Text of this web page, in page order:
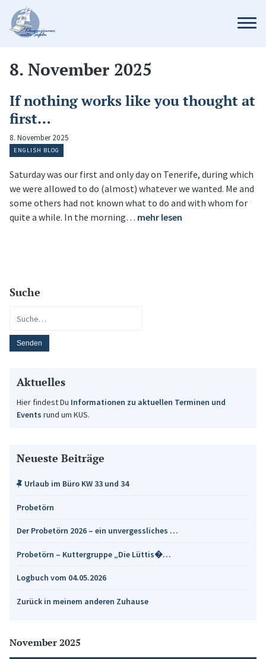
8. November 2025
If nothing works like you thought at
first…
8. November 2025
ENGLISH BLOG
Saturday was our first and only day on Tenerife, during which
we were allowed to do (almost) whatever we wanted. Me and
some others had not known what to do and with whom for
quite a while. In the morning… mehr lesen
Suche
Aktuelles
Hier findest Du Informationen zu aktuellen Terminen und
Events rund um KUS.
Neueste Beiträge
Urlaub im Büro KW 33 und 34
Probetörn
Der Probetörn 2026 – ein unvergessliches …
Probetörn – Kuttergruppe „Die Lüttis�…
Logbuch vom 04.05.2026
Zurück in meinem anderen Zuhause
November 2025